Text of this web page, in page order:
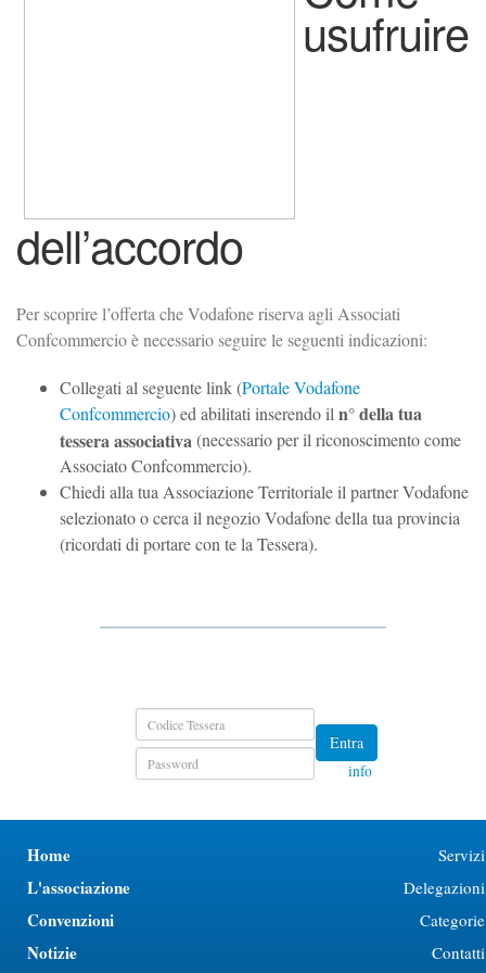
usufruire
dell’accordo
Per scoprire l’offerta che Vodafone riserva agli Associati
Confcommercio è necessario seguire le seguenti indicazioni:
Collegati al seguente link (Portale Vodafone
Confcommercio) ed abilitati inserendo il n° della tua
tessera associativa (necessario per il riconoscimento come
Associato Confcommercio).
Chiedi alla tua Associazione Territoriale il partner Vodafone
selezionato o cerca il negozio Vodafone della tua provincia
(ricordati di portare con te la Tessera).
Entra
info
Home
L'associazione
Convenzioni
Notizie
Servizi
Delegazioni
Categorie
Contatti